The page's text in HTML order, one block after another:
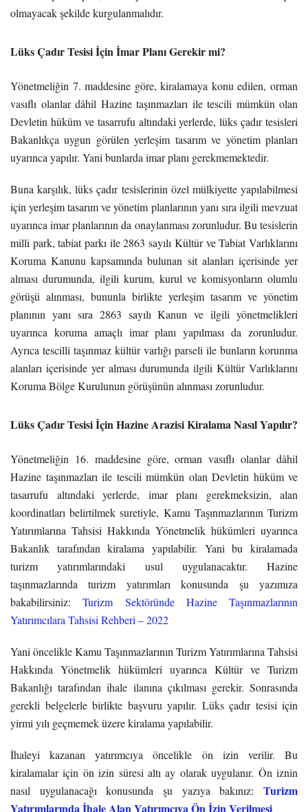
olmayacak şekilde kurgulanmalıdır.
Lüks Çadır Tesisi İçin İmar Planı Gerekir mi?
Yönetmeliğin 7. maddesine göre, kiralamaya konu edilen, orman
vasıflı olanlar dâhil Hazine taşınmazları ile tescili mümkün olan
Devletin hüküm ve tasarrufu altındaki yerlerde, lüks çadır tesisleri
Bakanlıkça uygun görülen yerleşim tasarım ve yönetim planları
uyarınca yapılır. Yani bunlarda imar planı gerekmemektedir.
Buna karşılık, lüks çadır tesislerinin özel mülkiyette yapılabilmesi
için yerleşim tasarım ve yönetim planlarının yanı sıra ilgili mevzuat
uyarınca imar planlarının da onaylanması zorunludur. Bu tesislerin
milli park, tabiat parkı ile 2863 sayılı Kültür ve Tabiat Varlıklarını
Koruma Kanunu kapsamında bulunan sit alanları içerisinde yer
alması durumunda, ilgili kurum, kurul ve komisyonların olumlu
görüşü alınması, bununla birlikte yerleşim tasarım ve yönetim
planının yanı sıra 2863 sayılı Kanun ve ilgili yönetmelikleri
uyarınca koruma amaçlı imar planı yapılması da zorunludur.
Ayrıca tescilli taşınmaz kültür varlığı parseli ile bunların korunma
alanları içerisinde yer alması durumunda ilgili Kültür Varlıklarını
Koruma Bölge Kurulunun görüşünün alınması zorunludur.
Lüks Çadır Tesisi İçin Hazine Arazisi Kiralama Nasıl Yapılır?
Yönetmeliğin 16. maddesine göre, orman vasıflı olanlar dâhil
Hazine taşınmazları ile tescili mümkün olan Devletin hüküm ve
tasarrufu altındaki yerlerde, imar planı gerekmeksizin, alan
koordinatları belirtilmek suretiyle, Kamu Taşınmazlarının Turizm
Yatırımlarına Tahsisi Hakkında Yönetmelik hükümleri uyarınca
Bakanlık tarafından kiralama yapılabilir. Yani bu kiralamada
turizm yatırımlarındaki usul uygulanacaktır. Hazine
taşınmazlarında turizm yatırımları konusunda şu yazımıza
bakabilirsiniz:Turizm Sektöründe Hazine Taşınmazlarının
Yatırımcılara Tahsisi Rehberi – 2022
Yani öncelikle Kamu Taşınmazlarının Turizm Yatırımlarına Tahsisi
Hakkında Yönetmelik hükümleri uyarınca Kültür ve Turizm
Bakanlığı tarafından ihale ilanına çıkılması gerekir. Sonrasında
gerekli belgelerle birlikte başvuru yapılır. Lüks çadır tesisi için
yirmi yılı geçmemek üzere kiralama yapılabilir.
İhaleyi kazanan yatırımcıya öncelikle ön izin verilir. Bu
kiralamalar için ön izin süresi altı ay olarak uygulanır. Ön iznin
nasıl uygulanacağı konusunda şu yazıya bakınız: Turizm
Yatırımlarında İhale Alan Yatırımcıya Ön İzin Verilmesi